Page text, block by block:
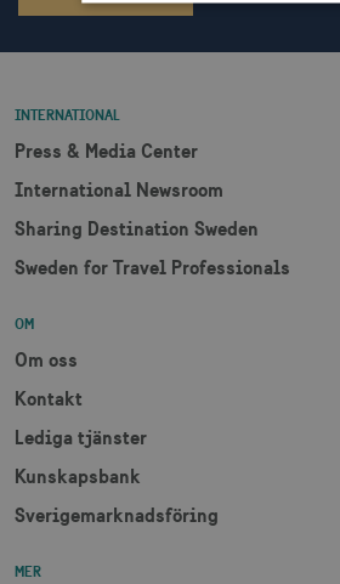
INTERNATIONAL
Press & Media Center
International Newsroom
Sharing Destination Sweden
Sweden for Travel Professionals
OM
Om oss
Kontakt
Lediga tjänster
Kunskapsbank
Sverigemarknadsföring
MER
Strikt nödvändigt
webbplatsfunktioner som
säker webbplats. Webbplatsen kan
cookies.
Namn
deprecation